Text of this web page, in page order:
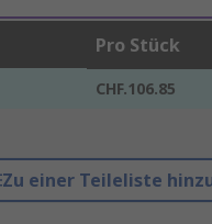
Pro Stück
CHF.106.85
Zu einer Teileliste